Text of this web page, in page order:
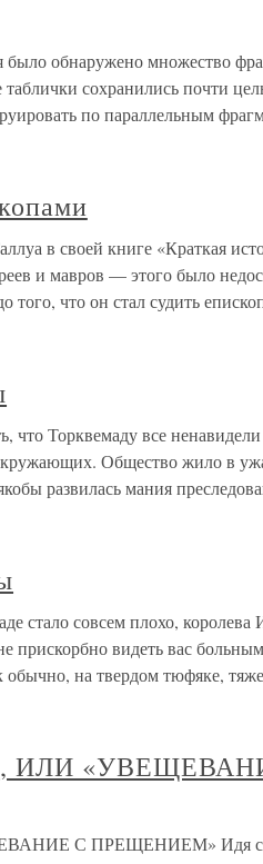
обнаружено множество
таблички сохранились почти
по параллельным
в своей книге «Краткая
и мавров — этого было
того, что он стал судить
что Торквемаду все
Общество жило в
развилась мания
стало совсем плохо, королева
прискорбно видеть вас
обычно, на твердом тюфяке,
ИЛИ
С ПРЕЩЕНИЕМ» Идя с